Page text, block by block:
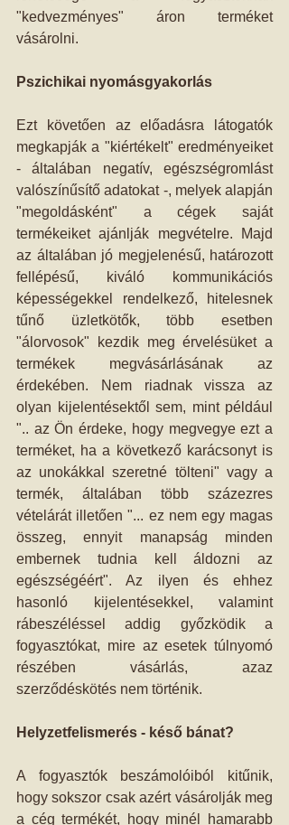
"kedvezményes" áron terméket
vásárolni.
Pszichikai nyomásgyakorlás
Ezt követően az előadásra látogatók
megkapják a "kiértékelt" eredményeiket
- általában negatív, egészségromlást
valószínűsítő adatokat -, melyek alapján
"megoldásként" a cégek saját
termékeiket ajánlják megvételre. Majd
az általában jó megjelenésű, határozott
fellépésű, kiváló kommunikációs
képességekkel rendelkező, hitelesnek
tűnő üzletkötők, több esetben
"álorvosok" kezdik meg érvelésüket a
termékek megvásárlásának az
érdekében. Nem riadnak vissza az
olyan kijelentésektől sem, mint például
".. az Ön érdeke, hogy megvegye ezt a
terméket, ha a következő karácsonyt is
az unokákkal szeretné tölteni" vagy a
termék, általában több százezres
vételárát illetően "... ez nem egy magas
összeg, ennyit manapság minden
embernek tudnia kell áldozni az
egészségéért". Az ilyen és ehhez
hasonló kijelentésekkel, valamint
rábeszéléssel addig győzködik a
fogyasztókat, mire az esetek túlnyomó
részében vásárlás, azaz
szerződéskötés nem történik.
Helyzetfelismerés - késő bánat?
A fogyasztók beszámolóiból kitűnik,
hogy sokszor csak azért vásárolják meg
a cég termékét, hogy minél hamarabb